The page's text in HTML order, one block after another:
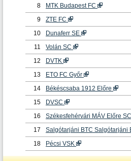
8
MTK Budapest FC
9
ZTE FC
10
Dunaferr SE
11
Volán SC
12
DVTK
13
ETO FC Győr
14
Békéscsaba 1912 Előre
15
DVSC
16
Székesfehérvári MÁV Előre SC
17
Salgótarjáni BTC Salgótarjáni
18
Pécsi VSK